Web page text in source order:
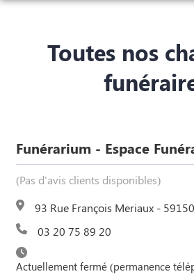
ORGANISER DES OBSÈQUES
PRÉVOIR SES OBSÈQUES
SERVICES AUX FAMILLES
NOTRE AGENCE
NOTRE CHAMBRE FUNÉRAIRE
Toutes nos
Funérarium - Espace
(Pas d'avis clients disponibles)
93 Rue François Meriaux -
03 20 75 89 20
Actuellement fermé (permanence